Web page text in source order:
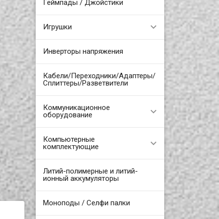
Геймпады / Джойстики
Игрушки
Инверторы напряжения
Кабели/Переходники/Адаптеры/
Сплиттеры/Разветвители
Коммуникационное
оборудование
Компьютерные
комплектующие
Литий-полимерные и литий-
ионный аккумуляторы
Моноподы / Селфи палки